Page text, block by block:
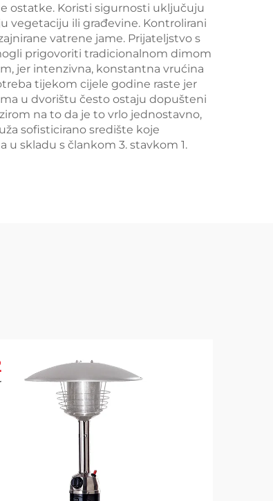
ostatke. Koristi sigurnosti uključuju
vegetaciju ili građevine. Kontrolirani
vatrene jame. Prijateljstvo s
prigovoriti tradicionalnom dimom
jer intenzivna, konstantna vrućina
tijekom cijele godine raste jer
u dvorištu često ostaju dopušteni
na to da je to vrlo jednostavno,
sofisticirano središte koje
skladu s člankom 3. stavkom 1.